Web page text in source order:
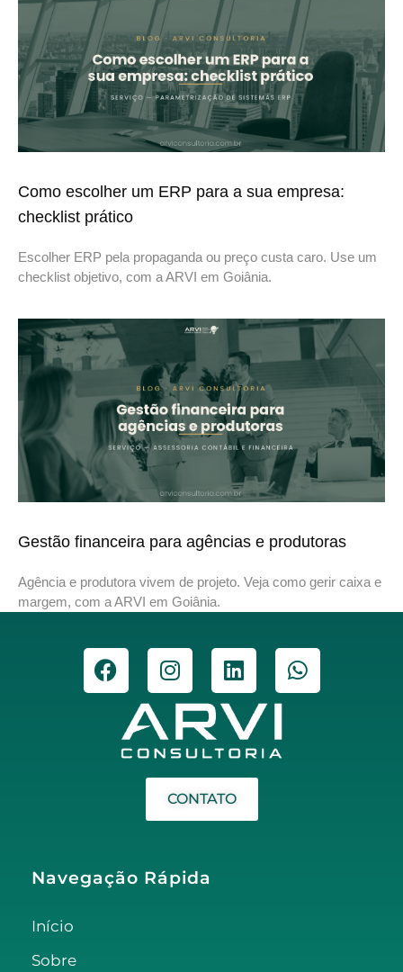
Como escolher um ERP para a sua empresa:
checklist prático
Escolher ERP pela propaganda ou preço custa caro. Use um
checklist objetivo, com a ARVI em Goiânia.
Gestão financeira para agências e produtoras
Agência e produtora vivem de projeto. Veja como gerir caixa e
margem, com a ARVI em Goiânia.
CONTATO
Navegação Rápida
Início
Sobre